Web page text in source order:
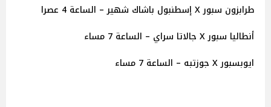
طرابزون سبور X إسطنبول باشاك شهير – الساعة 4 عصرا
أنطاليا سبور X جالاتا سراي – الساعة 7 مساء
ايوبسبور X جوزتبه – الساعة 7 مساء